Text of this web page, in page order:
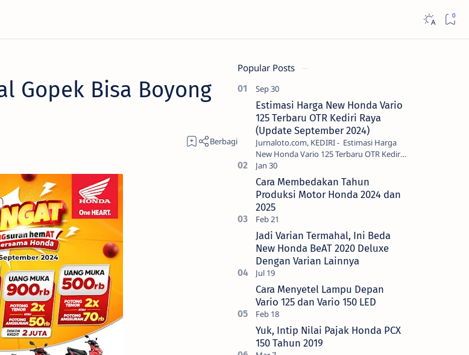
Gopek Bisa Boyong
Popular Posts
Estimasi Harga New Honda Vario
125 Terbaru OTR Kediri Raya
(Update September 2024)
Jurnaloto.com, KEDIRI - Estimasi Harga
New Honda Vario 125 Terbaru OTR Kediri
Raya (Update September 2024) Brosis
sekalian, PT Astra Honda Motor (AH…
Cara Membedakan Tahun
Produksi Motor Honda 2024 dan
2025
Jadi Varian Termahal, Ini Beda
New Honda BeAT 2020 Deluxe
Dengan Varian Lainnya
Cara Menyetel Lampu Depan
Vario 125 dan Vario 150 LED
Yuk, Intip Nilai Pajak Honda PCX
150 Tahun 2019